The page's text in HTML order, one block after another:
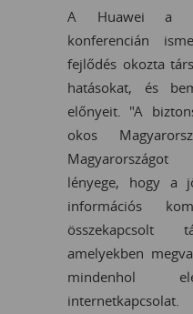
A Huawei a
konferencián
fejlődés okozta
hatásokat, és
előnyeit. "A
okos
lényege, hogy a
információs
összekapcsolt
amelyekben
mindenhol